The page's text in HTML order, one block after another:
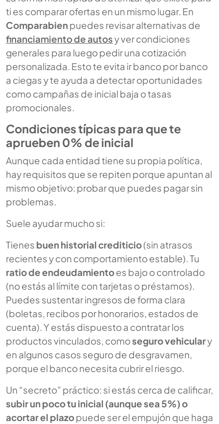
ti es comparar ofertas en un mismo lugar. En
Comparabienpuedes revisar alternativas de
financiamiento de autosy ver condiciones
generales para luego pedir una cotización
personalizada. Esto te evita ir banco por banco
a ciegas y te ayuda a detectar oportunidades
como campañas de inicial baja o tasas
promocionales.
Condiciones típicas para que te
aprueben 0% de inicial
Aunque cada entidad tiene su propia política,
hay requisitos que se repiten porque apuntan al
mismo objetivo: probar que puedes pagar sin
problemas.
Suele ayudar mucho si:
Tienes buen historial crediticio(sin atrasos
recientes y con comportamiento estable). Tu
ratio de endeudamientoes bajo o controlado
(no estás al límite con tarjetas o préstamos).
Puedes sustentar ingresos de forma clara
(boletas, recibos por honorarios, estados de
cuenta). Y estás dispuesto a contratar los
productos vinculados, comoseguro vehiculary
en algunos casos seguro de desgravamen,
porque el banco necesita cubrir el riesgo.
Un “secreto” práctico: si estás cerca de calificar,
subir un poco tu inicial (aunque sea 5%) o
acortar el plazopuede ser el empujón que haga